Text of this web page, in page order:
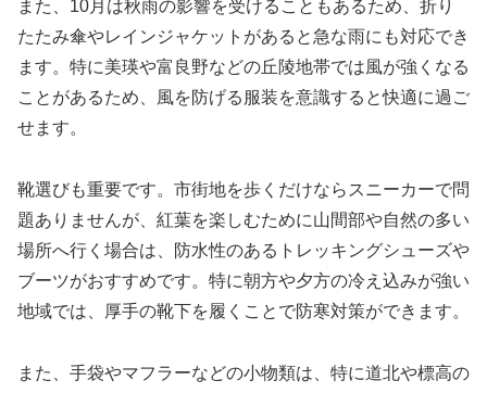
また、10月は秋雨の影響を受けることもあるため、折り
たたみ傘やレインジャケットがあると急な雨にも対応でき
ます。特に美瑛や富良野などの丘陵地帯では風が強くなる
ことがあるため、風を防げる服装を意識すると快適に過ご
せます。
靴選びも重要です。市街地を歩くだけならスニーカーで問
題ありませんが、紅葉を楽しむために山間部や自然の多い
場所へ行く場合は、防水性のあるトレッキングシューズや
ブーツがおすすめです。特に朝方や夕方の冷え込みが強い
地域では、厚手の靴下を履くことで防寒対策ができます。
また、手袋やマフラーなどの小物類は、特に道北や標高の